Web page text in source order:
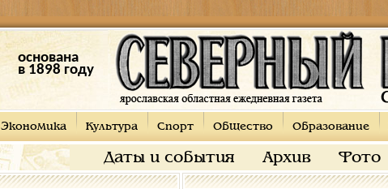
основана
в 1898 году
Экономика Культура Спорт Общество Образование
Даты и события Архив Фото